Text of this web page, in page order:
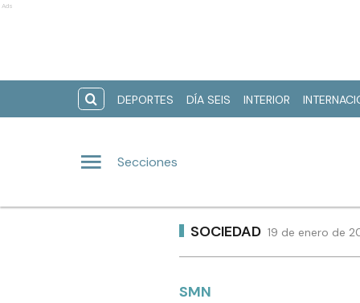
Ads
DEPORTES DÍA SEIS INTERIOR
Secciones
SOCIEDAD 19 de enero de
SMN